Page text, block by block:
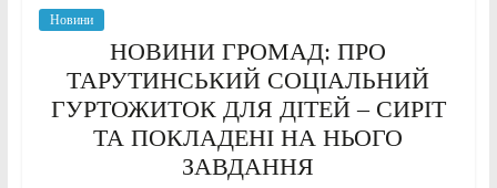
Новини
НОВИНИ ГРОМАД: ПРО
ТАРУТИНСЬКИЙ СОЦІАЛЬНИЙ
ГУРТОЖИТОК ДЛЯ ДІТЕЙ – СИРІТ
ТА ПОКЛАДЕНІ НА НЬОГО
ЗАВДАННЯ